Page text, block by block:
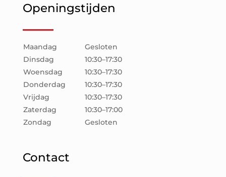
Openingstijden
Maandag
Gesloten
Dinsdag
10:30–17:30
Woensdag
10:30–17:30
Donderdag
10:30–17:30
Vrijdag
10:30–17:30
Zaterdag
10:30–17:00
Zondag
Gesloten
Contact